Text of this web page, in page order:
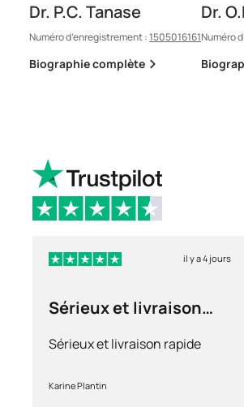
Dr. P.C. Tanase
Numéro d’enregistrement :1505016161
Biographie complète
Dr.
Numéro
il y a 4 jours
Sérieux et livraison
Sérieux et livraison rapide
Karine Plantin